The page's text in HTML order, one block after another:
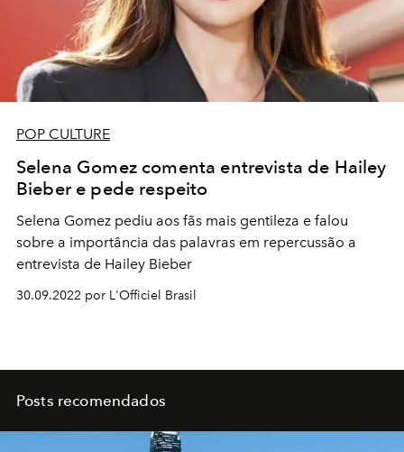
POP CULTURE
Selena Gomez comenta entrevista de Hailey
Bieber e pede respeito
Selena Gomez pediu aos fãs mais gentileza e falou
sobre a importância das palavras em repercussão a
entrevista de Hailey Bieber
30.09.2022 por L'Officiel Brasil
Posts recomendados